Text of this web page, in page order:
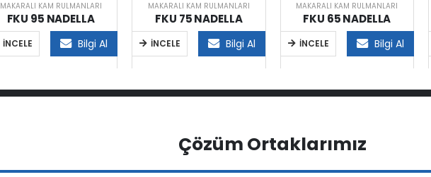
MAKARALI KAM RULMANLARI
FKU 95 NADELLA
İNCELE Bilgi Al
MAKARALI KAM RULMANLARI
FKU 75 NADELLA
İNCELE Bilgi Al
MAKARALI KAM RULMANLARI
FKU 65 NADELLA
İNCELE Bilgi Al
Çözüm Ortaklarımız